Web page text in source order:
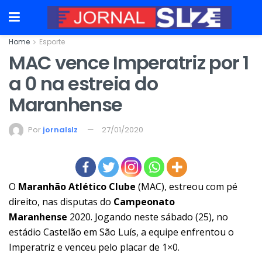
Home Esporte
MAC vence Imperatriz por 1
a 0 na estreia do
Maranhense
Por jornalslz 27/01/2020
O Maranhão Atlético Clube (MAC), estreou com pé
direito, nas disputas do Campeonato
Maranhense 2020. Jogando neste sábado (25), no
estádio Castelão em São Luís, a equipe enfrentou o
Imperatriz e venceu pelo placar de 1×0.